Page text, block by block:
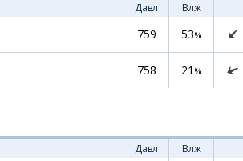
Давл Влж
759 53%
758 21 %
Давл Влж